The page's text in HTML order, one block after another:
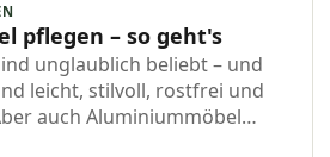
pflegen – so geht's
unglaublich beliebt – und
leicht, stilvoll, rostfrei und
auch Aluminiummöbel
etwas Liebe. Mit der richtigen